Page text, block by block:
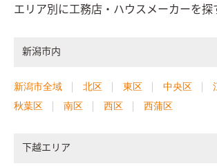
エリア別に工務店・ハウスメーカーを探
新潟市内
新潟市全域 北区 東区 中央区
秋葉区
南区 西区 西蒲区
下越エリア